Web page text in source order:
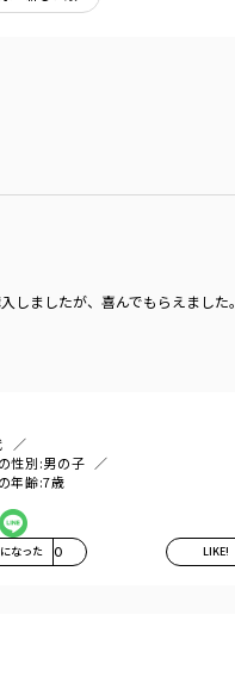
しましたが、喜んでもらえました。
性別:男の子
年齢:7歳
なった 0 LIKE!
／レッグウェア